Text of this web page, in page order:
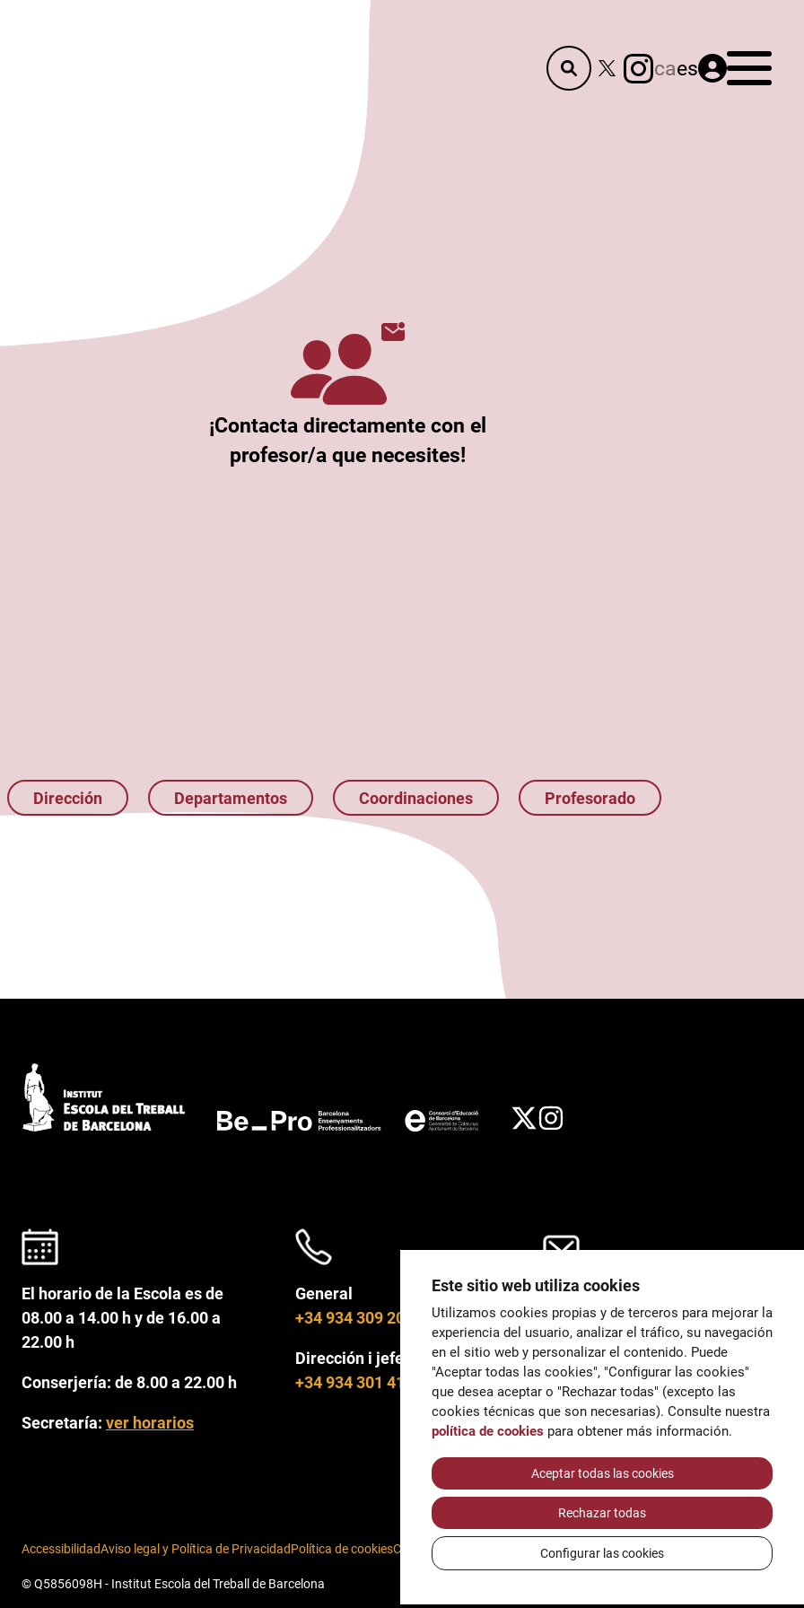
caes Menú
¡Contacta directamente con el
profesor/a que necesites!
Dirección Departamentos Coordinaciones Profesorado
El horario de la Escola es de
08.00 a 14.00 h y de 16.00 a
22.00 h
Conserjería: de 8.00 a 22.00 h
Secretaría: ver horarios
General
+34 934 309 200
Dirección i jefes de estudio
+34 934 301 415
General
correu@escoladeltreball.org
Información
informacio@escoladeltreball.o
rg
AccessibilidadAviso legal y Política de PrivacidadPolítica de cookiesCréditos
© Q5856098H - Institut Escola del Treball de Barcelona
Este sitio web utiliza cookies
Utilizamos cookies propias y de terceros para mejorar la
experiencia del usuario, analizar el tráfico, su navegación
en el sitio web y personalizar el contenido. Puede
"Aceptar todas las cookies", "Configurar las cookies"
que desea aceptar o "Rechazar todas" (excepto las
cookies técnicas que son necesarias). Consulte nuestra
política de cookies para obtener más información.
Aceptar todas las cookies
Rechazar todas
Configurar las cookies